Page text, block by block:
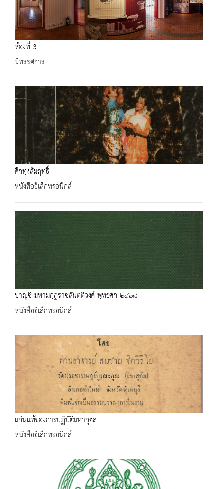
ห้องที่ 3
นิทรรศการ
ศึกทุ่งสัมฤทธิ์
หนังสืออิเล็กทรอนิกส์
บาญชี มหามกุฎราชสันตติวงศ์ พุทธศก ๒๔๖๘
หนังสืออิเล็กทรอนิกส์
แก่นแท้ของการปฏิบัติมหากุศล
หนังสืออิเล็กทรอนิกส์